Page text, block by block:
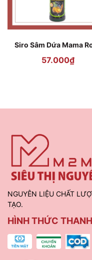
Siro Sâm Dứa Mama
57.000₫
NGUYÊN LIỆU CHẤT
TẠO.
HÌNH THỨC